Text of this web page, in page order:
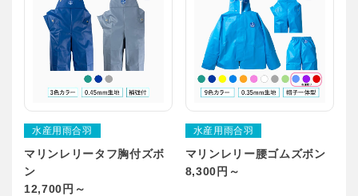
水産用雨合羽
マリンレリータフ胸付ズボ
ン
12,700円～
水産用雨合羽
マリンレリー腰ゴムズボン
8,300円～